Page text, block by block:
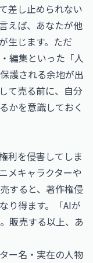
差し止められない
えば、あなたが他
生じます。ただ
編集といった「人
護される余地が出
て売る前に、自分
かを意識しておく
利を侵害してしま
メキャラクターや
すると、著作権侵
り得ます。「AIが
販売する以上、あ
ー名・実在の人物